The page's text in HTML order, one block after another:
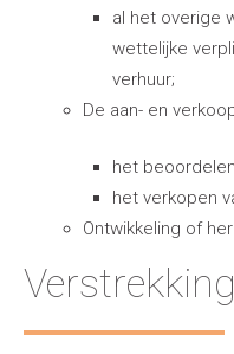
al het overige
wettelijke
verhuur;
De aan- en
het
het verkopen
Ontwikkeling of